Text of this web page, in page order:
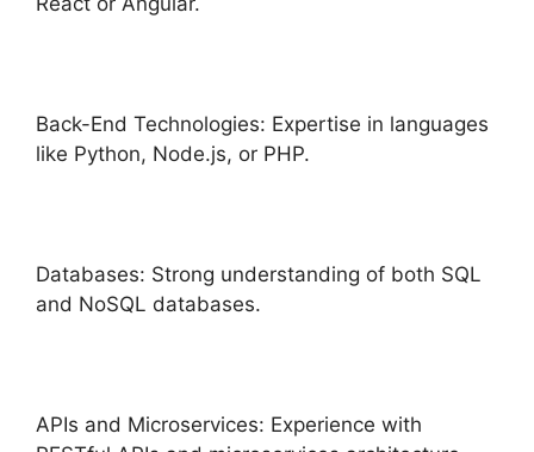
Back-End Technologies: Expertise in languages
like Python, Node.js, or PHP.
Databases: Strong understanding of both SQL
and NoSQL databases.
APIs and Microservices: Experience with